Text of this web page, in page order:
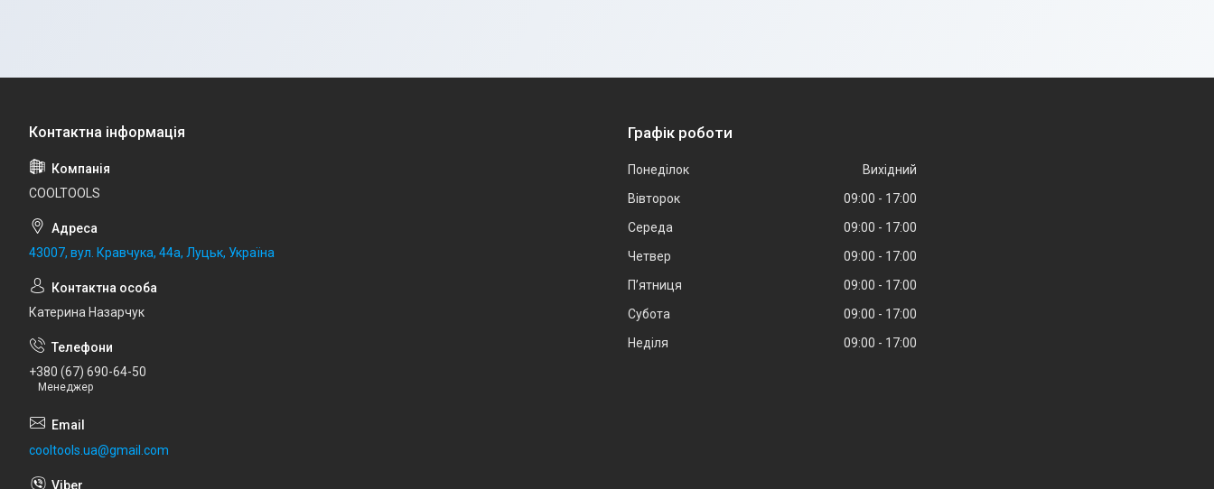
COOLTOOLS
43007, вул. Кравчука, 44а, Луцьк, Україна
Катерина Назарчук
+380 (67) 690-64-50
Менеджер
cooltools.ua@gmail.com
Графік роботи
Понеділок
Вихідний
Вівторок
09:00
17:00
Середа
09:00
17:00
Четвер
09:00
17:00
Пʼятниця
09:00
17:00
Субота
09:00
17:00
Неділя
09:00 17:00